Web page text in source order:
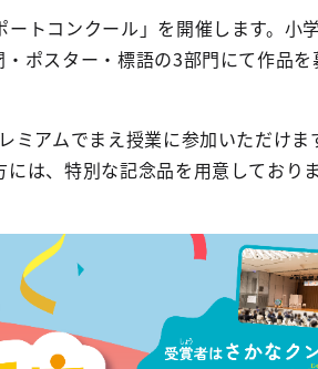
トコンクール」を開催します。小
ポスター・標語の3部門にて作品を
アムでまえ授業に参加いただけま
は、特別な記念品を用意しておりま